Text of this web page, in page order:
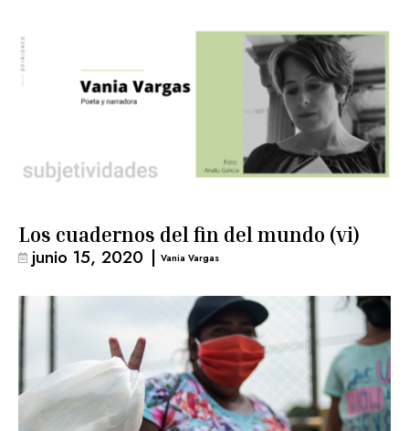
Los cuadernos del fin del mundo (vi)
junio 15, 2020 | Vania Vargas